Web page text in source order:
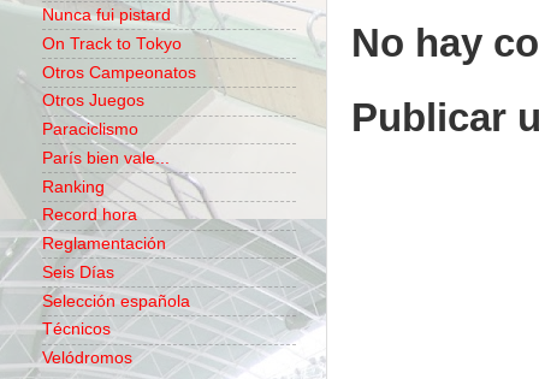
No hay
Publicar
Nunca fui pistard
On Track to Tokyo
Otros Campeonatos
Otros Juegos
Paraciclismo
París bien vale...
Ranking
Record hora
Reglamentación
Seis Días
Selección española
Técnicos
Velódromos